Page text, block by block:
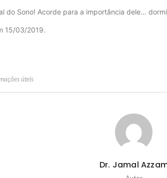
do Sono! Acorde para a importância dele…
15/03/2019.
úteis
Dr. Jamal